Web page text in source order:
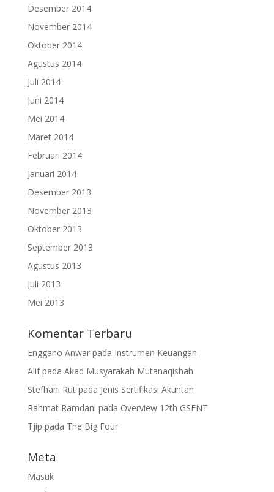
Desember 2014
November 2014
Oktober 2014
Agustus 2014
Juli 2014
Juni 2014
Mei 2014
Maret 2014
Februari 2014
Januari 2014
Desember 2013
November 2013
Oktober 2013
September 2013
Agustus 2013
Juli 2013
Mei 2013
Komentar Terbaru
Enggano Anwarpada Instrumen Keuangan
Alifpada Akad Musyarakah Mutanaqishah
Stefhani Rutpada Jenis Sertifikasi Akuntan
Rahmat Ramdani pada Overview 12th GSENT
Tjip pada The Big Four
Meta
Masuk